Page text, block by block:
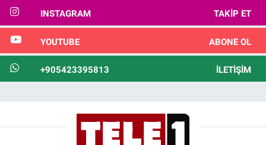
INSTAGRAM TAKIP ET
YOUTUBE ABONE OL
+905423395813 İLETIŞIM